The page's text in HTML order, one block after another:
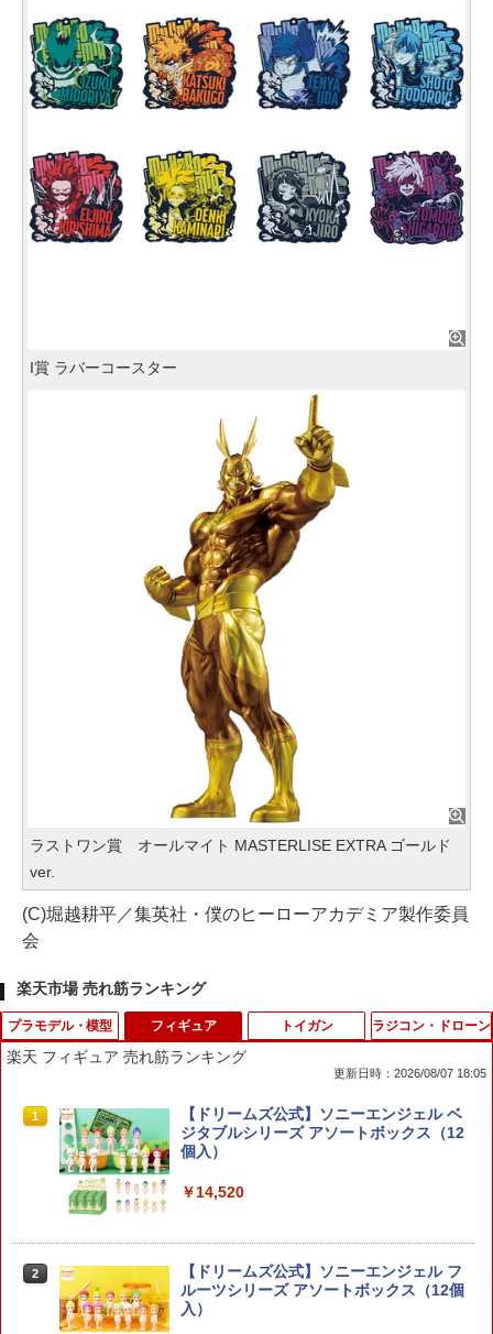
I賞 ラバーコースター
ラストワン賞 オールマイト MASTERLISE EXTRA ゴールド
ver.
(C)堀越耕平／集英社・僕のヒーローアカデミア製作委員
会
楽天市場 売れ筋ランキング
プラモデル・模型
1
タミヤ 1/32 ミニ四駆PROシリーズ ミニ
四駆スターターパックMA パワータイプ
(ブラストアロー) (MAシャーシ) 【1864
30MF リーベルフォートレス 【285740
6】 (プラモデル)【クレジットカード決
フィギュア
楽天 フィギュア 売れ筋ランキング
更新日時：2026/08/07 18:05
1
【ドリームズ公式】ソニーエンジェル ベ
ジタブルシリーズ アソートボックス（12
個入）
￥14,520
2
【ドリームズ公式】ソニーエンジェル フ
ルーツシリーズ アソートボックス（12個
入）
トイガン ラジコン・ドローン